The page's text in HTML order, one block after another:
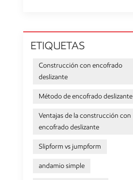
ETIQUETAS
Construcción con encofrado
deslizante
Método de encofrado deslizante
Ventajas de la construcción con
encofrado deslizante
Slipform vs jumpform
andamio simple